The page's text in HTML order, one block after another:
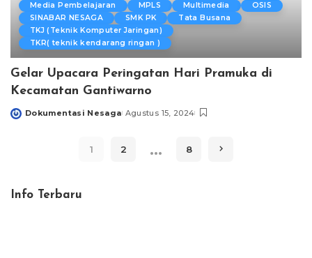
Media Pembelajaran
MPLS Multimedia
OSIS
SINABAR NESAGA
SMK PK
Tata Busana
TKJ (Teknik Komputer Jaringan)
TKR( teknik kendarang ringan )
Gelar Upacara Peringatan Hari Pramuka di
Kecamatan Gantiwarno
Posted
Dokumentasi Nesaga Agustus 15, 2024
1 2 … 8
Info Terbaru